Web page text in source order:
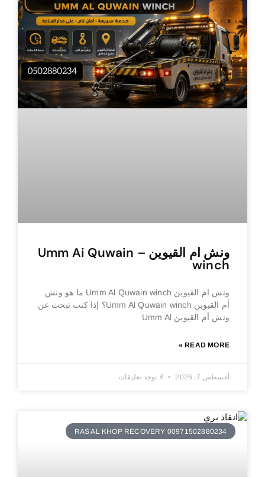
ونش ام القيوين – Umm Ai Quwain
winch
ونش ام القيوين Umm Al Quwain winch ما هو ونش
أم القيوين Umm Al Quwain winch؟ إذا كنت تبحث عن
ونش أم القيوين Umm Al
READ MORE »
أغسطس 7, 2026 لا توجد تعليقات
RAS AL KHOP RECOVERY 00971502880234